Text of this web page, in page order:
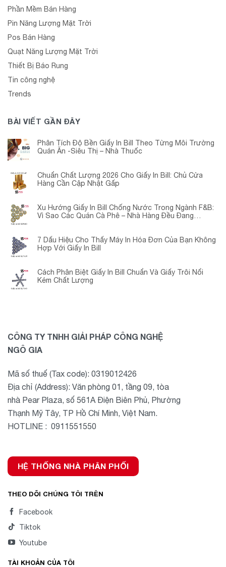
Phần Mềm Bán Hàng
Pin Năng Lượng Mặt Trời
Pos Bán Hàng
Quạt Năng Lượng Mặt Trời
Thiết Bị Báo Rung
Tin công nghệ
Trends
BÀI VIẾT GẦN ĐÂY
Phân Tích Độ Bền Giấy In Bill Theo Từng Môi Trường
Quán Ăn -Siêu Thị – Nhà Thuốc
Chuẩn Chất Lượng 2026 Cho Giấy In Bill: Chủ Cửa
Hàng Cần Cập Nhật Gấp
Xu Hướng Giấy In Bill Chống Nước Trong Ngành F&B:
Vì Sao Các Quán Cà Phê – Nhà Hàng Đều Đang
7 Dấu Hiệu Cho Thấy Máy In Hóa Đơn Của Bạn Không
Hợp Với Giấy In Bill
Cách Phân Biệt Giấy In Bill Chuẩn Và Giấy Trôi Nổi
Kém Chất Lượng
CÔNG TY TNHH GIẢI PHÁP CÔNG NGHỆ
NGÔ GIA
Mã số thuế (Tax code): 0319012426
Địa chỉ (Address): Văn phòng 01, tầng 09, tòa
nhà Pear Plaza, số 561A Điện Biên Phủ, Phường
Thạnh Mỹ Tây, TP Hồ Chí Minh, Việt Nam.
HOTLINE : 0911551550
HỆ THỐNG NHÀ PHÂN PHỐI
THEO DÕI CHÚNG TÔI TRÊN
Facebook
Tiktok
Youtube
TÀI KHOẢN CỦA TÔI